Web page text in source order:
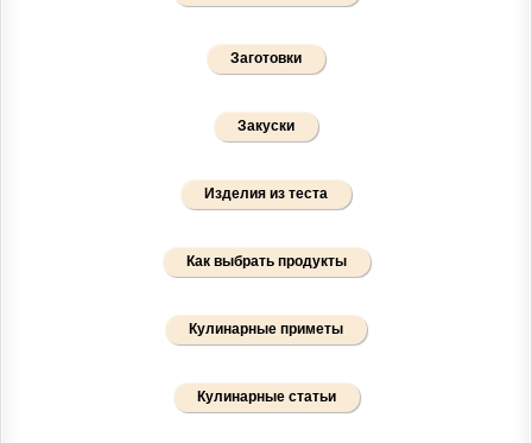
Заготовки
Закуски
Изделия из теста
Как выбрать продукты
Кулинарные приметы
Кулинарные статьи